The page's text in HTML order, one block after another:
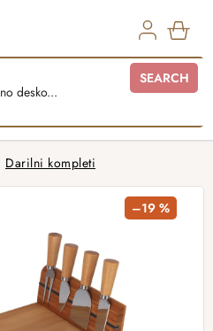
SEARCH
Darilni kompleti
–19 %